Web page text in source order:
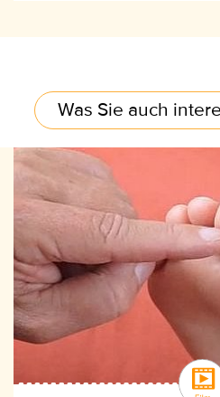
Was Sie auch